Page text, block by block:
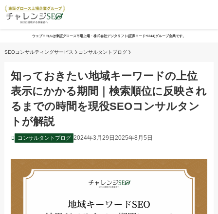
ウェブココルは東証グロース市場上場・株式会社デジタリフト(証券コード:9244)グループ企業です。
SEOコンサルティングサービス コンサルタントブログ
知っておきたい地域キーワードの上位
表示にかかる期間｜検索順位に反映され
るまでの時間を現役SEOコンサルタン
トが解説
コンサルタントブログ 2024年3月29日2025年8月5日